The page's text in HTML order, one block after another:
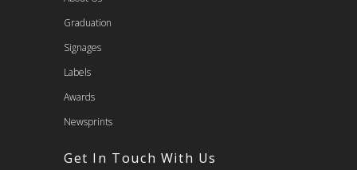
Graduation
Signages
Labels
Awards
Newsprints
Get In Touch With Us